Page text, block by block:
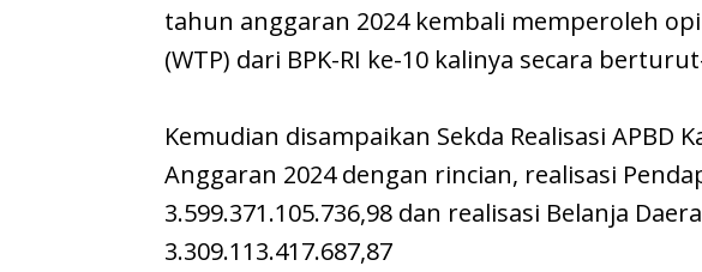
tahun anggaran 2024 kembali memperoleh
(WTP) dari BPK-RI ke-10 kalinya secara
Kemudian disampaikan Sekda Realisasi APBD
Anggaran 2024 dengan rincian, realisasi
3.599.371.105.736,98 dan realisasi Belanja
3.309.113.417.687,87